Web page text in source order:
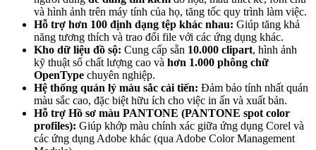
và hình ảnh trên máy tính của họ, tăng tốc quy trình làm việc.
Hỗ trợ hơn 100 định dạng tệp khác nhau: Giúp tăng khả
năng tương thích và trao đổi file với các ứng dụng khác.
Kho dữ liệu đồ sộ: Cung cấp sẵn 10.000 clipart, hình ảnh
kỹ thuật số chất lượng cao và hơn 1.000 phông chữ
OpenType chuyên nghiệp.
Hệ thống quản lý màu sắc cải tiến: Đảm bảo tính nhất quán
màu sắc cao, đặc biệt hữu ích cho việc in ấn và xuất bản.
Hỗ trợ Hồ sơ màu PANTONE (PANTONE spot color
profiles): Giúp khớp màu chính xác giữa ứng dụng Corel và
các ứng dụng Adobe khác (qua Adobe Color Management